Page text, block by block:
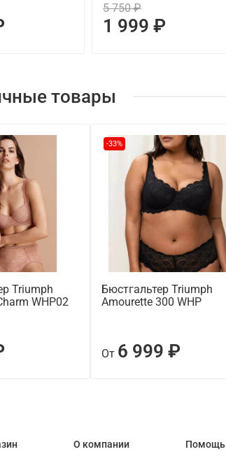
5 750 ₽
1 999 ₽
товары
Triumph
WHP02
-33%
Бюстгальтер Triumph
Amourette 300 WHP
От 6 999 ₽
О компании Помощь